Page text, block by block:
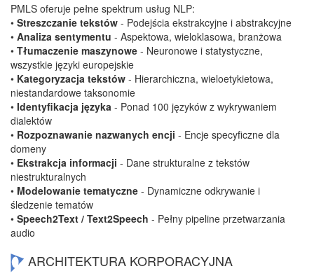
PMLS oferuje pełne spektrum usług NLP:
• Streszczanie tekstów - Podejścia ekstrakcyjne i abstrakcyjne
• Analiza sentymentu - Aspektowa, wieloklasowa, branżowa
• Tłumaczenie maszynowe - Neuronowe i statystyczne,
wszystkie języki europejskie
• Kategoryzacja tekstów - Hierarchiczna, wieloetykietowa,
niestandardowe taksonomie
• Identyfikacja języka - Ponad 100 języków z wykrywaniem
dialektów
• Rozpoznawanie nazwanych encji - Encje specyficzne dla
domeny
• Ekstrakcja informacji - Dane strukturalne z tekstów
niestrukturalnych
• Modelowanie tematyczne - Dynamiczne odkrywanie i
śledzenie tematów
• Speech2Text / Text2Speech - Pełny pipeline przetwarzania
audio
ARCHITEKTURA KORPORACYJNA